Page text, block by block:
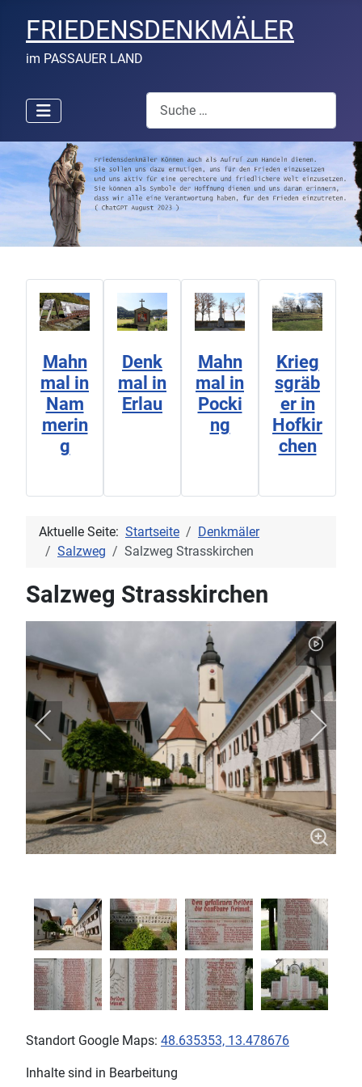
FRIEDENSDENKMÄLER
im PASSAUER LAND
Suchen
Mahn
mal in
Nam
merin
g
Denk
mal in
Erlau
Mahn
mal in
Pocki
ng
Krieg
sgräb
er in
Hofkir
chen
Aktuelle Seite: Startseite
Denkmäler
Salzweg
Salzweg Strasskirchen
Salzweg Strasskirchen
Standort Google Maps: 48.635353, 13.478676
Inhalte sind in Bearbeitung